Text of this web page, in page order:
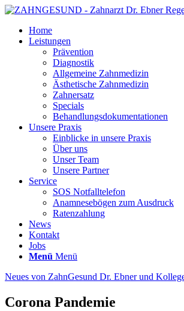
Home
Leistungen
Prävention
Diagnostik
Allgemeine Zahnmedizin
Ästhetische Zahnmedizin
Zahnersatz
Specials
Behandlungsdokumentationen
Unsere Praxis
Einblicke in unsere Praxis
Über uns
Unser Team
Unsere Partner
Service
SOS Notfalltelefon
Anamnesebögen zum Ausdruck
Ratenzahlung
News
Kontakt
Jobs
Menü Menü
Neues von ZahnGesund Dr. Ebner und
Corona Pandemie